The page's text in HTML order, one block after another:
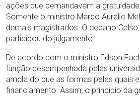
ações que demandavam a
Somente o ministro Marco Aurélio
demais magistrados. O decano
participou do julgamento.
De acordo com o ministro Edson
função desempenhada pelas
ampla do que as formas pelas quais
financiamento. Assim, o princípio da